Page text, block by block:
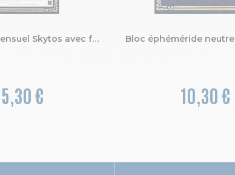
Calendrier mensuel Skytos avec feuillets détachables 13 x 23 cm support plaque imprimée 16 x 33 cm 2027
5,30 € 10,30 €